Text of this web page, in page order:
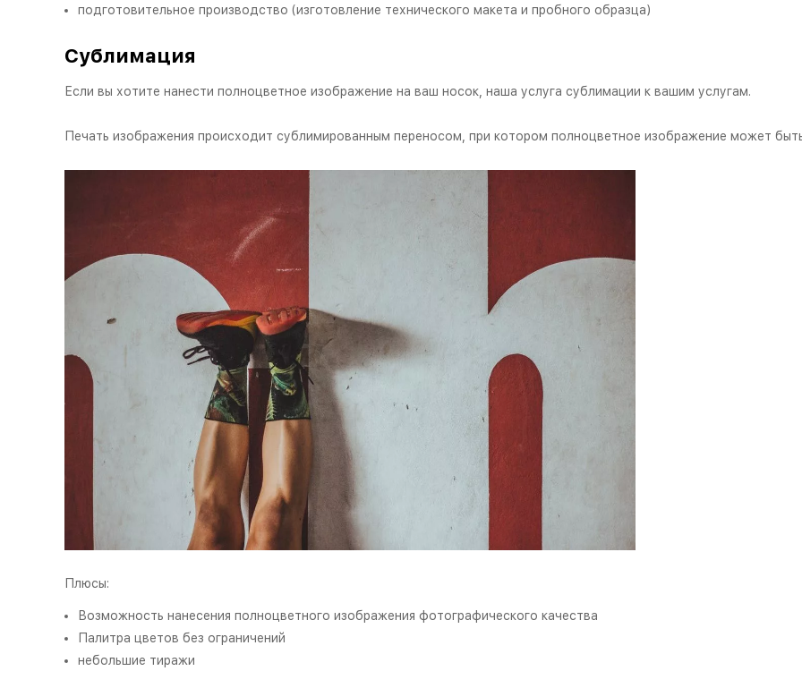
подготовительное производство (изготовление технического макета и пробного образца)
Сублимация
Если вы хотите нанести полноцветное изображение на ваш носок, наша услуга сублимации к вашим услугам.
Печать изображения происходит сублимированным переносом, при котором полноцветное изображение может
Плюсы:
Возможность нанесения полноцветного изображения фотографического качества
Палитра цветов без ограничений
небольшие тиражи